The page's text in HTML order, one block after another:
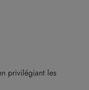
privilégiant les